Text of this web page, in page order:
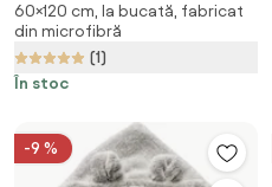
WORLD colorat Dimensiune: 60
x 120 cm
60×120 cm, la bucată, fabricat
din microfibră
(1)
În stoc
-9 %